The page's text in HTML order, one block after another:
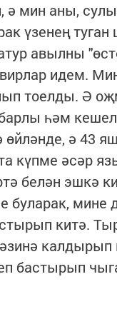
ә мин аны,
үзенең
авылны
идем.
тоелды. Ә
һәм
өйләнде, ә 43
күпме әсәр
белән эшкә
буларак, мине
китә.
бастырып